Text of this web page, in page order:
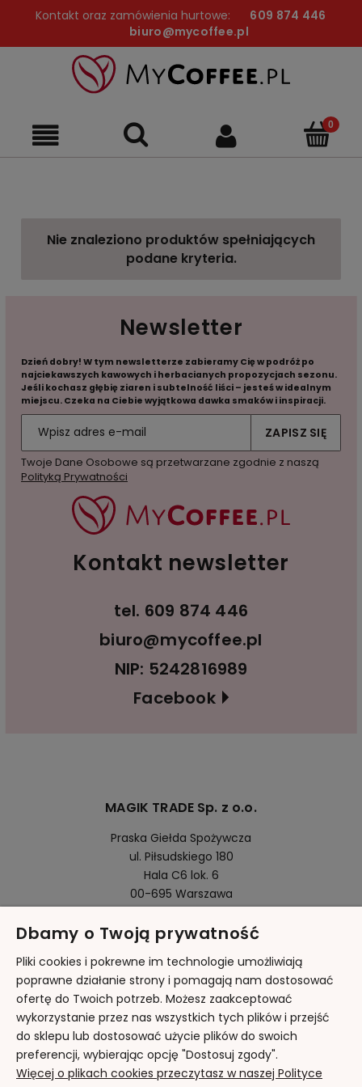
Kontakt oraz zamówienia hurtowe:
609 874 446
biuro@mycoffee.pl
Nie znaleziono produktów spełniających
podane kryteria.
Newsletter
Dzień dobry! W tym newsletterze zabieramy Cię w podróż po
najciekawszych kawowych i herbacianych propozycjach sezonu.
Jeśli kochasz głębię ziaren i subtelność liści – jesteś w idealnym
miejscu. Czeka na Ciebie wyjątkowa dawka smaków i inspiracji.
ZAPISZ SIĘ
Twoje Dane Osobowe są przetwarzane zgodnie z naszą
Polityką Prywatności
Kontakt newsletter
tel. 609 874 446
biuro@mycoffee.pl
NIP: 5242816989
Facebook
MAGIK TRADE Sp. z o.o.
Praska Giełda Spożywcza
ul. Piłsudskiego 180
Hala C6 lok. 6
00-695 Warszawa
Pomoc
Moje konto
Płatności i dostawa
Informacje
Dbamy o Twoją prywatność
Pliki cookies i pokrewne im technologie umożliwiają
poprawne działanie strony i pomagają nam dostosować
ofertę do Twoich potrzeb. Możesz zaakceptować
wykorzystanie przez nas wszystkich tych plików i przejść
do sklepu lub dostosować użycie plików do swoich
preferencji, wybierając opcję "Dostosuj zgody".
Więcej o plikach cookies przeczytasz w naszej Polityce